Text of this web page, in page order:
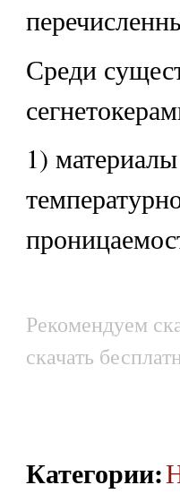
Среди
1)
Рекомендуем
скачать
Категории: